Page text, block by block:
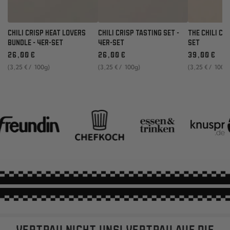
CHILI CRISP HEAT LOVERS
BUNDLE - 4ER-SET
Regulärer
Preis
26 ,00 €
Stückpreis
(3 ,25 € / pro
100g)
CHILI CRISP TASTING SET -
4ER-SET
Regulärer
Preis
26 ,00 €
Stückpreis
(3 ,25 € / pro
100g)
THE CHILI
SET
Regulärer
Preis
39 ,00 €
Stückpreis
(3 ,25 € / pro
100g)